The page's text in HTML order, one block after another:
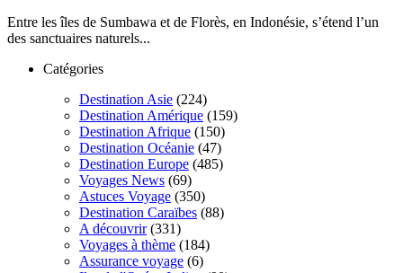
Entre les îles de Sumbawa et de Florès, en Indonésie, s’étend l’un
des sanctuaires naturels...
Catégories
Destination Asie (224)
Destination Amérique (159)
Destination Afrique (150)
Destination Océanie (47)
Destination Europe (485)
Voyages News (69)
Astuces Voyage (350)
Destination Caraïbes (88)
A découvrir(331)
Voyages à thème (184)
Assurance voyage (6)